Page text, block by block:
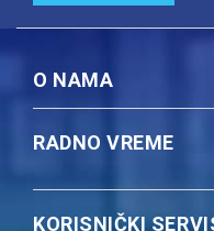
O NAMA
RADNO VREME
KORISNIČKI